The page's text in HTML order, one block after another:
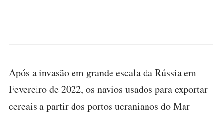
Após a invasão em grande escala da Rússia em
Fevereiro de 2022, os navios usados para exportar
cereais a partir dos portos ucranianos do Mar